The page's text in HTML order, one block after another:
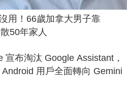
用！66歲加拿大男子靠
50年家人
宣布淘汰 Google Assistant，
用戶全面轉向 Gemini